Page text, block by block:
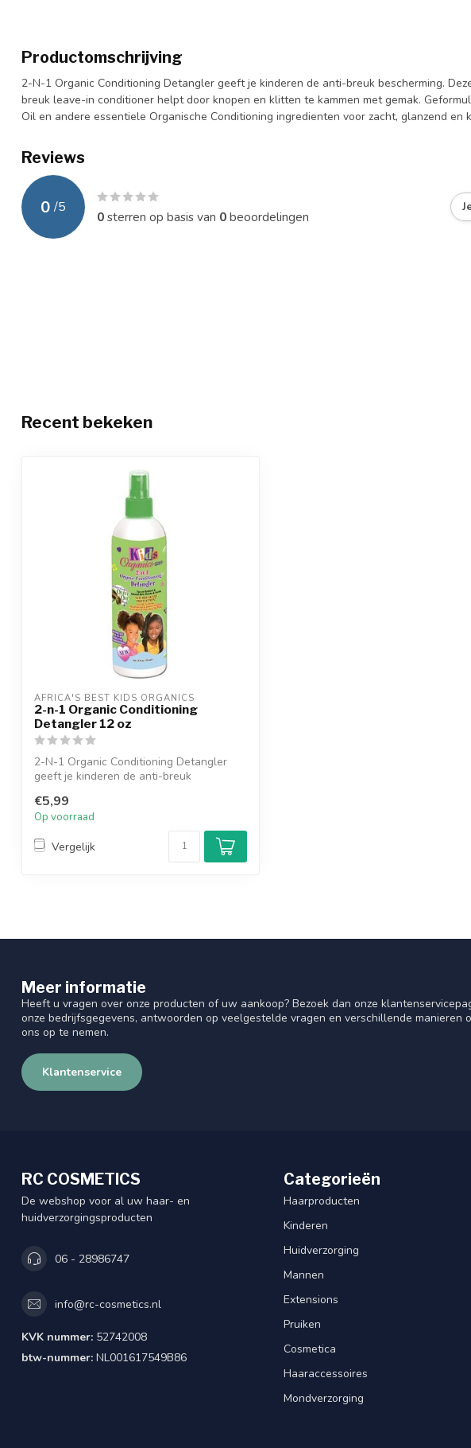
Productomschrijving
2-N-1 Organic Conditioning Detangler geeft je kinderen de anti-breuk bescherming.
breuk leave-in conditioner helpt door knopen en klitten te kammen met gemak.
Oil en andere essentiele Organische Conditioning ingredienten voor zacht, glanzend en
Reviews
0 /5
0sterren op basis van 0beoordelingen
Recent bekeken
AFRICA'S BEST KIDS ORGANICS
2-n-1 Organic Conditioning
Detangler 12 oz
2-N-1 Organic Conditioning Detangler
geeft je kinderen de anti-breuk
€5,99
Op voorraad
Vergelijk
Meer informatie
Heeft u vragen over onze producten of uw aankoop? Bezoek dan onze
onze bedrijfsgegevens, antwoorden op veelgestelde vragen en verschillende manieren
ons op te nemen.
Klantenservice
RC COSMETICS
De webshop voor al uw haar- en
huidverzorgingsproducten
06 - 28986747
info@rc-cosmetics.nl
KVK nummer: 52742008
btw-nummer: NL001617549B86
Categorieën
Haarproducten
Kinderen
Huidverzorging
Mannen
Extensions
Pruiken
Cosmetica
Haaraccessoires
Mondverzorging